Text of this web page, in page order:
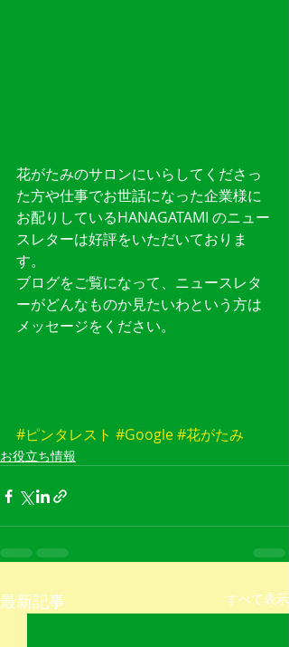
花がたみのサロンにいらしてくださっ
た方や仕事でお世話になった企業様に
お配りしているHANAGATAMI のニュー
スレターは好評をいただいておりま
す。
ブログをご覧になって、ニュースレタ
ーがどんなものか見たいわという方は
メッセージをください。
#ピンタレスト #Google#花がたみ
お役立ち情報
最新記事 すべて表示